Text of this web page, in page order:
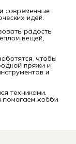
современные
идей.
радость
вещей,
чтобы
пряжи и
и
техниками.
хобби